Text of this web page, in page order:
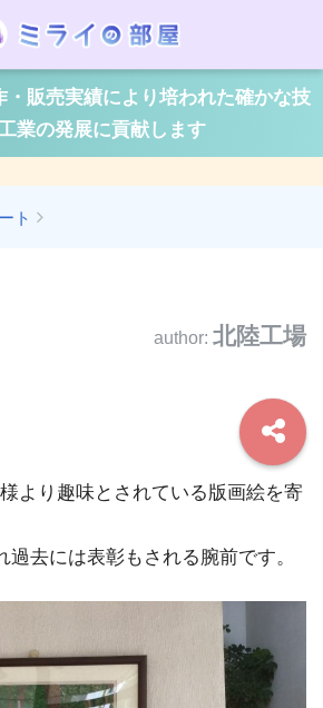
・販売実績により培われた確かな技
業の発展に貢献します
ト
author: 北陸工場
より趣味とされている版画絵を寄
去には表彰もされる腕前です。